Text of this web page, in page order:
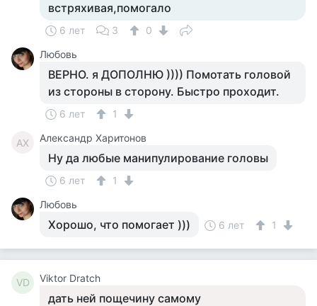
встряхивая,помогало
6 лет 3
0
Любовь
ВЕРНО. я ДОПОЛНЮ )))) Помотать головой
из стороны в сторону. Быстро проходит.
6 лет 1
АХ Александр Харитонов
Ну да любые манипулирование головы
6 лет
1
Любовь
Хорошо, что помогает ))) 6 лет 1
VD Viktor Dratch
дать ней пощечину самому